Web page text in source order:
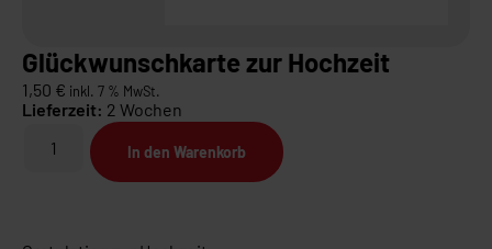
Glückwunschkarte zur Hochzeit
1,50 € inkl. 7 % MwSt.
Lieferzeit: 2 Wochen
In den Warenkorb